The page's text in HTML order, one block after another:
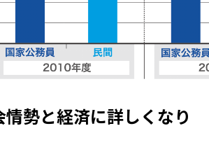
勢と経済に詳しくなり